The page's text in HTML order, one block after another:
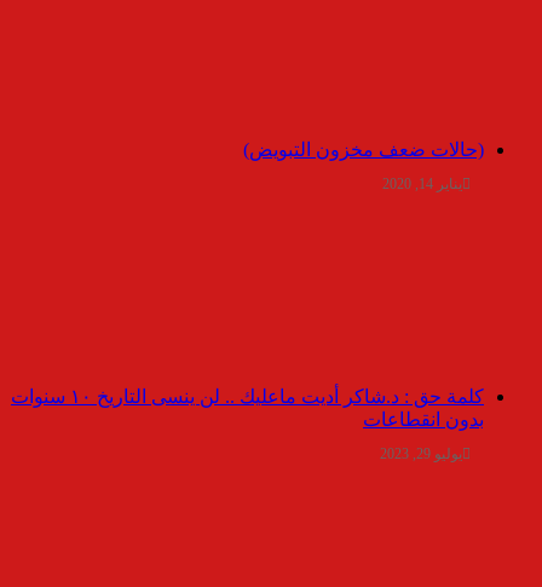
(حالات ضعف مخزون التبويض)
يناير 14, 2020
كلمة حق : د.شاكر أديت ماعليك .. لن ينسى التاريخ ١٠ سنوات
بدون انقطاعات
يوليو 29, 2023